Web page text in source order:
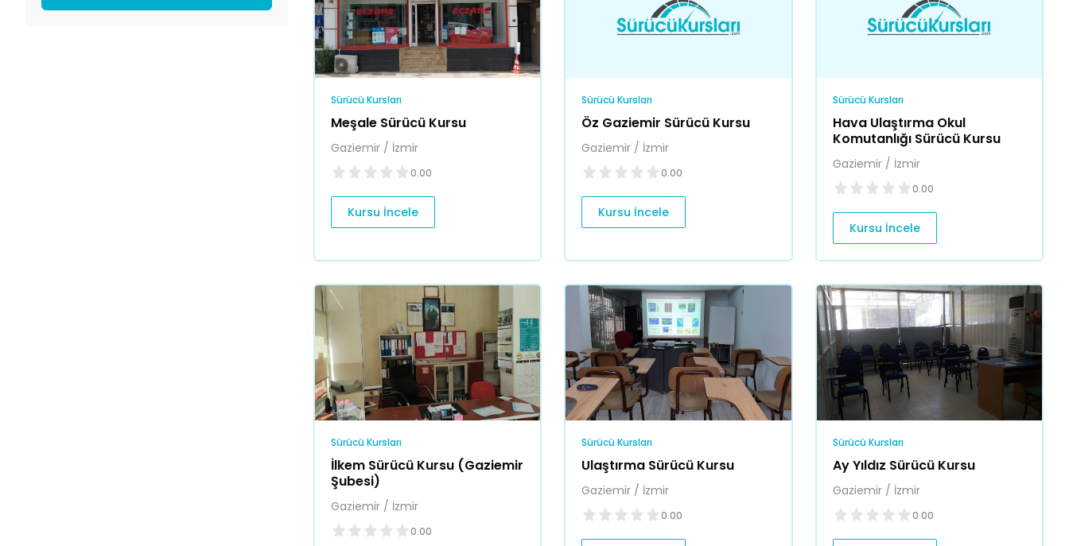
Sürücü Kursları
Meşale Sürücü Kursu
Gaziemir / İzmir
0.00
Kursu İncele
Sürücü Kursları
Öz Gaziemir Sürücü Kursu
Gaziemir / İzmir
0.00
Kursu İncele
Sürücü Kursları
Hava Ulaştırma Okul
Komutanlığı Sürücü Kursu
Gaziemir / İzmir
0.00
Kursu İncele
Sürücü Kursları
İlkem Sürücü Kursu (Gaziemir
Şubesi)
Gaziemir / İzmir
0.00
Sürücü Kursları
Ulaştırma Sürücü Kursu
Gaziemir / İzmir
0.00
Sürücü Kursları
Ay Yıldız Sürücü Kursu
Gaziemir / İzmir
0.00